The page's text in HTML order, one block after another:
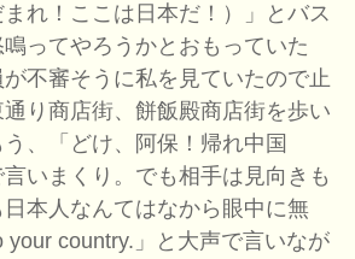
まれ！ここは日本だ！）」とバス
ってやろうかとおもっていた
不審そうに私を見ていたので止
り商店街、餅飯殿商店街を歩い
、「どけ、阿保！帰れ中国
いまくり。でも相手は見向きも
本人なんてはなから眼中に無
your country.」と大声で言いなが